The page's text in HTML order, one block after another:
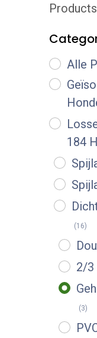
Products
Alle
184 H
(16)
2/3
(3)